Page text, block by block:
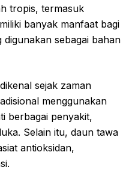
tropis, termasuk
banyak manfaat bagi
digunakan sebagai bahan
sejak zaman
menggunakan
berbagai penyakit,
Selain itu, daun tawa
antioksidan,